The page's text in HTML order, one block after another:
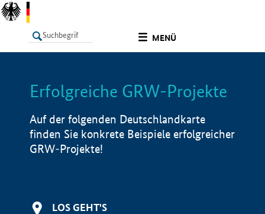
MENÜ
LISTE Info
Erfolgreiche GRW-Projekte
Auf der folgenden Deutschlandkarte
finden Sie konkrete Beispiele erfolgreicher
GRW-Projekte!
LOS GEHT'S